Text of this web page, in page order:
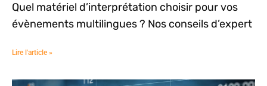
Quel matériel d’interprétation choisir pour vos
évènements multilingues ? Nos conseils d’expert
Lire l'article »